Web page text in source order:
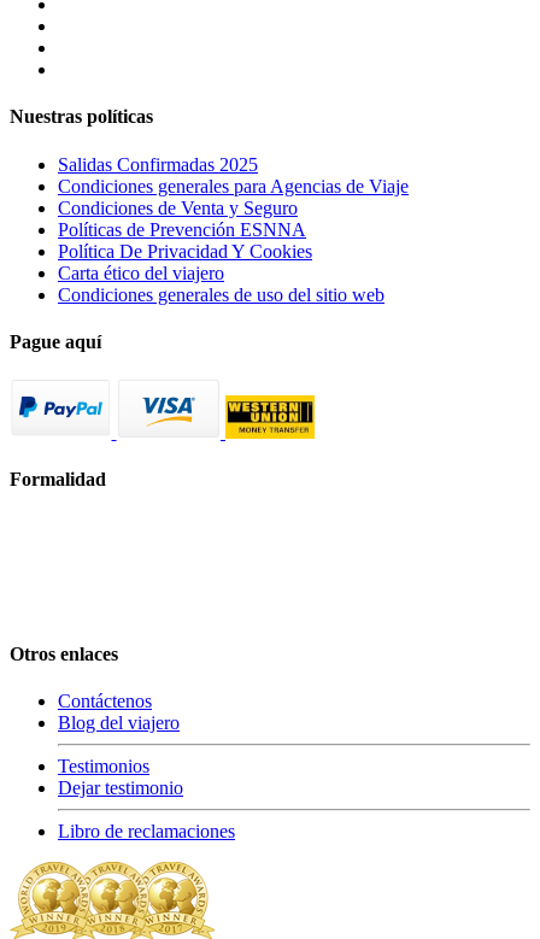
Nuestras políticas
Salidas Confirmadas 2025
Condiciones generales para Agencias de Viaje
Condiciones de Venta y Seguro
Políticas de Prevención ESNNA
Política De Privacidad Y Cookies
Carta ético del viajero
Condiciones generales de uso del sitio web
Pague aquí
Formalidad
Otros enlaces
Contáctenos
Blog del viajero
Testimonios
Dejar testimonio
Libro de reclamaciones